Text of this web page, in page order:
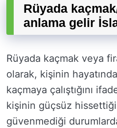
Rüyada
anlama gelir
Rüyada kaçmak veya
olarak, kişinin
kaçmaya çalıştığını
kişinin güçsüz
güvenmediği